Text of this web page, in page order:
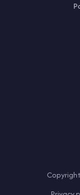
Copyright